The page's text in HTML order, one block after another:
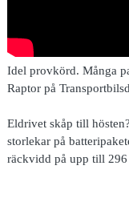
Idel provkörd. Många
Raptor på
Eldrivet skåp till
storlekar på
räckvidd på upp till